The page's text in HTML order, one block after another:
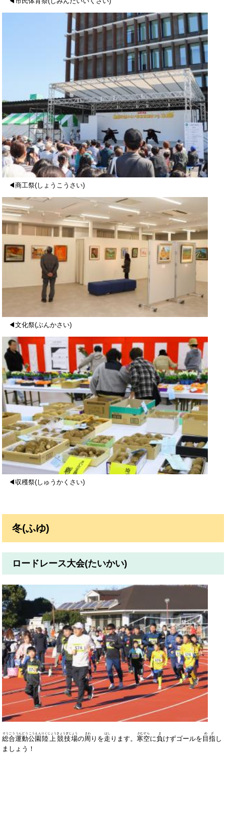
◀商工祭(しょうこうさい)
◀文化祭(ぶんかさい)
◀収穫祭(しゅうかくさい)
冬(ふゆ)
ロードレース大会(たいかい)
総合
そうごう
運動
うんどう
公園
こうえん
陸上
りくじょう
競技場
きょうぎじょう
の周
まわ
りを走
はし
ります。寒空
さむぞら
に負
ま
けずゴールを 目指
めざ
し
ましょう！